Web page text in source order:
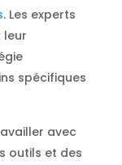
. Les experts
leur
spécifiques
avec
outils et des